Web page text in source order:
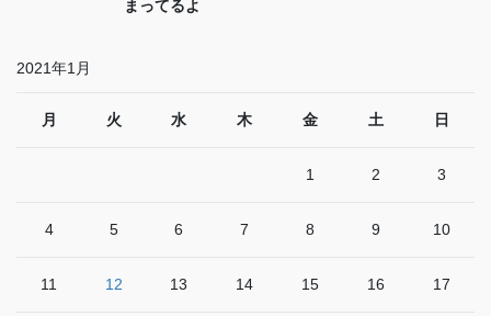
まってるよ
2021年1月
月 火 水 木 金 土 日
1 2 3
4 5 6 7 8 9 10
11 12 13 14 15 16 17